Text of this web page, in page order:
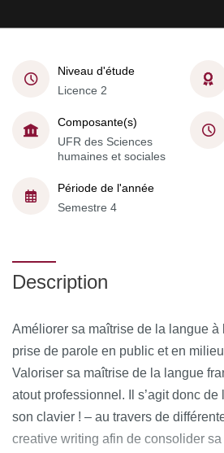
Niveau d'étude
Licence 2
Composante(s)
UFR des Sciences
humaines et sociales
Période de l'année
Semestre 4
Description
Améliorer sa maîtrise de la langue à
prise de parole en public et en
Valoriser sa maîtrise de la langue
atout professionnel. Il s’agit donc
son clavier ! – au travers de
creative writing afin de consolider